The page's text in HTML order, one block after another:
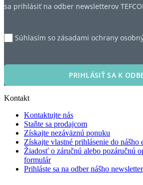
sa prihlásiť na odber newsletterov
Súhlasím so zásadami ochrany
PRIHLÁSIŤ SA K
Kontakt
Kontaktujte nás
Staňte sa prodajcom
Získajte nezáväznú ponuku
Získajte vlastné prihlásenie do nášho
Žiadosť o záručnú alebo pozáručnú
formulár
Prihláste sa na odber nášho